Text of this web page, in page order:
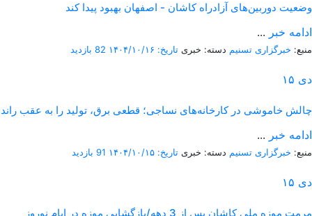
وضعیت دوربین‌های آزادراه کاشان - اصفهان بهبود پیدا کند
... ادامه خبر
منبع: خبرگزاری تسنیم دسته: خبری تاریخ: ۱۴۰۴/۱۰/۱۶ 82 بازدید
۱۵ دی
چالش خاموشی در کارخانه‌های نساجی؛ قطعی برق، تولید را به عقب راند
... ادامه خبر
منبع: خبرگزاری تسنیم دسته: خبری تاریخ: ۱۴۰۴/۱۰/۱۵ 91 بازدید
۱۵ دی
مرمت موزه ملی کاشان پس از 3 دهه/بازگشایی موزه در ایام نوروز